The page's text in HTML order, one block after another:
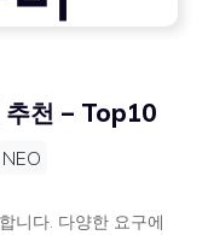
추천 – Top10
NEO
니다. 다양한 요구에